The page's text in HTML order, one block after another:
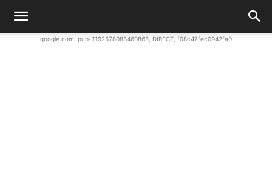
google.com, pub-1192578088460865, DIRECT, f08c47fec0942fa0